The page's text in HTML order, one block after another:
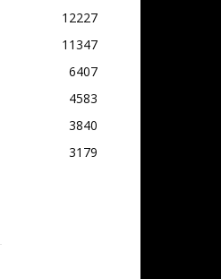
12227
11347
6407
4583
3840
3179